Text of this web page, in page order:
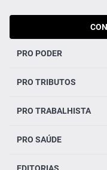
PRO PODER
PRO TRIBUTOS
PRO TRABALHISTA
PRO SAÚDE